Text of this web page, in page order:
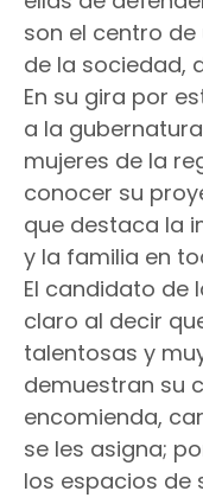
son el centro
de la sociedad,
En su gira por
a la
mujeres de la
conocer su
que destaca la
y la familia en
El candidato de
claro al decir
talentosas y
demuestran su
encomienda,
se les asigna;
los espacios de